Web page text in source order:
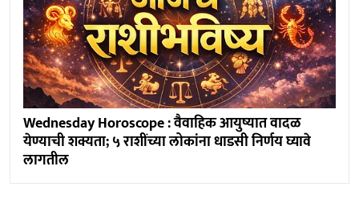
Wednesday Horoscope : वैवाहिक आयुष्यात वादळ
येण्याची शक्यता; ५ राशींच्या लोकांना धाडसी निर्णय घ्यावे
लागतील